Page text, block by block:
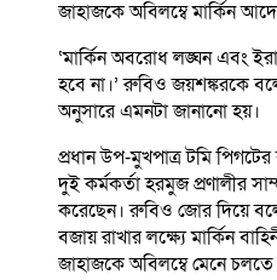
জাহাজকে অবিলম্বে মার্কিন
‘মার্কিন অবরোধ লঙ্ঘন এবং
হবে না।’ রুবিও জয়শঙ্করকে
অনুসারে এমনটা জানানো হয়।
প্রধান উপ-মুখপাত্র টমি
দুই কর্মকর্তা হরমুজ প্রণালীর
করেছেন। রুবিও জোর দিয়ে
বজায় রাখার লক্ষ্যে মার্কিন
জাহাজকে অবিলম্বে মেনে